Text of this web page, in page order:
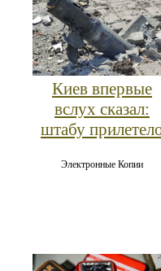
Киев впервые
вслух сказал:
штабу
Электронные Копии